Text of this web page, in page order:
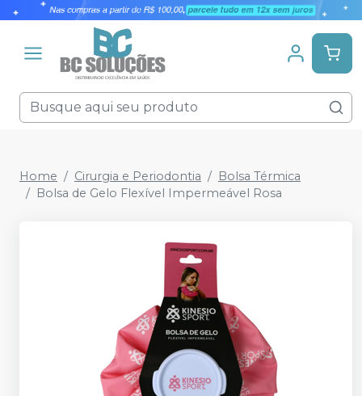
Home Cirurgia e Periodontia
Bolsa Térmica
Bolsa de Gelo Flexível Impermeável Rosa